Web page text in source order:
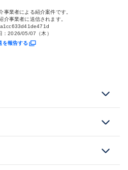
事業者による紹介案件です。
介事業者に送信されます。
a1cc633d41de471d
：2026/05/07（木）
を報告する